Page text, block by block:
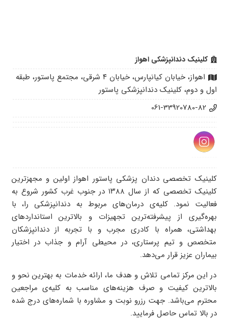
کلینیک دندانپزشکی اهواز
اهواز، خیابان کیانپارس، خیابان ۴ شرقی، مجتمع پاستور، طبقه
اول و دوم، کلینیک دندانپزشکی پاستور
061-33920780-82
کلینیک تخصصی دندان پزشکی پاستور اهواز اولین و مجهز‌ترین
کلینیک تخصصی که از سال ۱۳۸۸ در جنوب غرب کشور شروع به
فعالیت نمود. کلیه‌ی درمان‌های مربوط به دندانپزشکی را، با
بهره‌گیری از پیشرفته‌ترین تجهیزات و بالاترین استاندارد‌های
بهداشتی، همراه با کادری مجرب و با تجربه از دندانپزشکان
متخصص و تیم پرستاری، در محیطی آرام و جذاب در اختیار
بیماران عزیز قرار می‌دهد.
در این مرکز تمامی تلاش و هدف ما، ارائه خدمات به بهترین نحو و
بالاترین کیفیت و صرف هزینه‌های مناسب به کلیه‌ی مراجعین
محترم می‌باشد. جهت رزرو نوبت و مشاوره با شماره‌های درج شده
در بالا تماس حاصل فرمایید.